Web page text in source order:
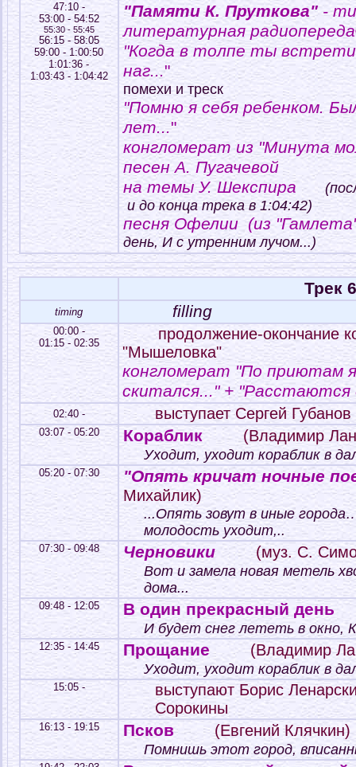
47:10 -
53:00 - 54:52
55:30 - 55:45
56:15 - 58:05
59:00 - 1:00:50
1:01:36 -
1:03:43 - 1:04:42
"Памяти К. Пруткова"-
литературная
"Когда в толпе ты
наг..."
помехи и треск
"Помню я себя ребенком.
лет..."
конгломерат из "Минута
песен А. Пугачевой
на темы У. Шекспира
и до конца трека в 1:04:42)
песня Офелии (из
день, И с утренним лучом...)
Трек 6
timing filling
00:00 -
01:15 - 02:35
продолжение-окончание
"Мышеловка"
конгломерат "По приютам
скитался..." + "Расстаются
02:40 - выступает Сергей Губанов
03:07 - 05:20 Кораблик (Владимир
Уходит, уходит кораблик в
05:20 - 07:30 "Опять кричат ночные
Михайлик)
...Опять зовут в иные
молодость уходит,..
07:30 - 09:48 Черновики (муз. С.
Вот и замела новая метель
дома...
09:48 - 12:05 В один прекрасный день
И будет снег лететь в окно,
12:35 - 14:45 Прощание (Владимир
Уходит, уходит кораблик в
15:05 -
выступают Борис
Сорокины
16:13 - 19:15 Псков (Евгений Клячкин)
Помнишь этот город,